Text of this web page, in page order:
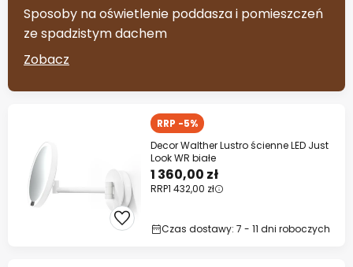
Sposoby na oświetlenie poddasza i pomieszczeń
ze spadzistym dachem
Zobacz
RRP -5%
Decor Walther Lustro ścienne LED Just
Look WR białe
1 360,00 zł
RRP1 432,00 zł
Czas dostawy: 7 - 11 dni roboczych